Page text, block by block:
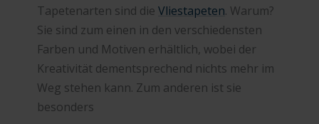
Tapetenarten sind die Vliestapeten. Warum?
Sie sind zum einen in den verschiedensten
Farben und Motiven erhältlich, wobei der
Kreativität dementsprechend nichts mehr im
Weg stehen kann. Zum anderen ist sie
besonders